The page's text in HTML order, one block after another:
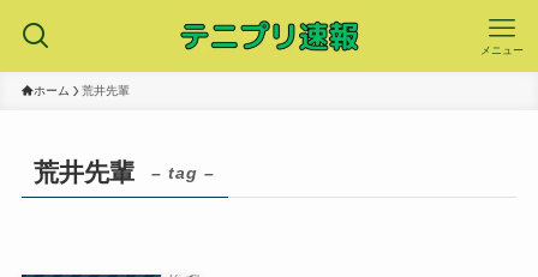
メニュー
ホーム 荒井先輩
荒井先輩 – tag –